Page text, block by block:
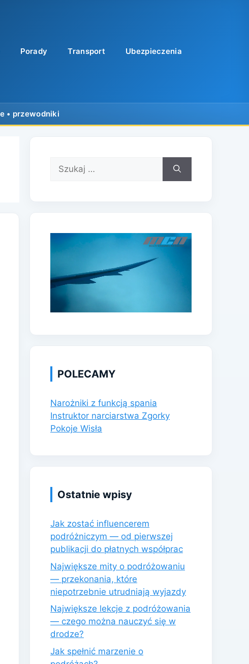
Porady Transport Ubezpieczenia
Szukaj:
POLECAMY
Narożniki z funkcją spania
Instruktor narciarstwa Zgorky
Pokoje Wisła
Ostatnie wpisy
Jak zostać influencerem
podróżniczym — od pierwszej
publikacji do płatnych współprac
Największe mity o podróżowaniu
— przekonania, które
niepotrzebnie utrudniają wyjazdy
Największe lekcje z podróżowania
— czego można nauczyć się w
drodze?
Jak spełnić marzenie o